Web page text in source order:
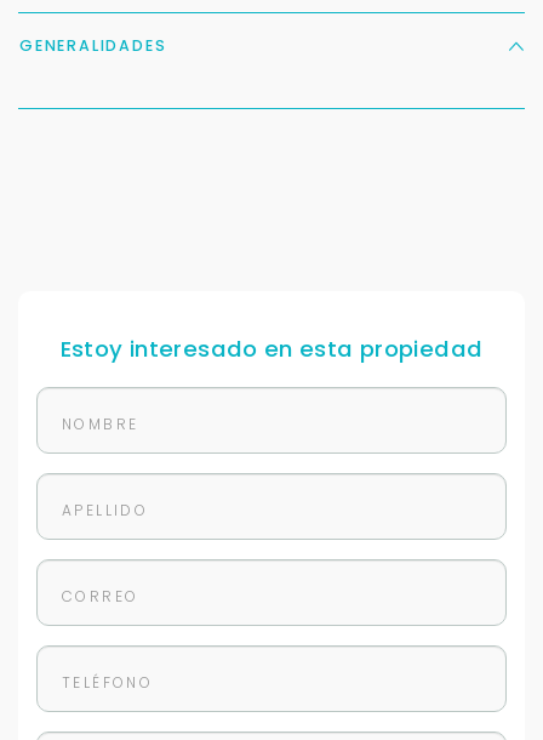
GENERALIDADES
Estoy interesado en esta propiedad